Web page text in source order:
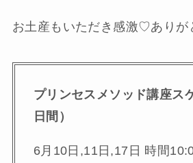
お土産もいただき感激♡ありが
プリンセスメソッド講座ス
日間）
6月10日,11日,17日 時間